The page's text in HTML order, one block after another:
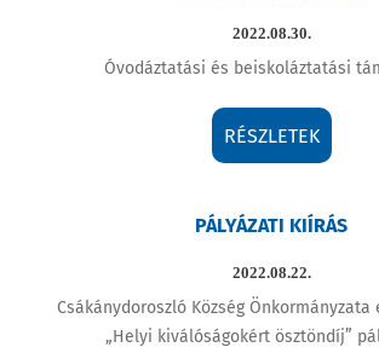
2022.08.30.
Óvodáztatási és beiskoláztatási
RÉSZLETEK
PÁLYÁZATI KIÍRÁS
2022.08.22.
Csákánydoroszló Község
„Helyi kiválóságokért ösztöndíj”